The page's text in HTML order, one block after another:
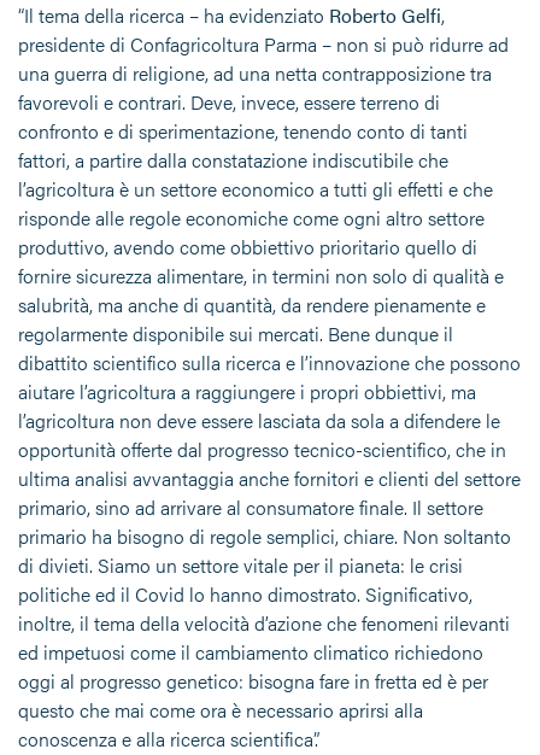
“Il tema della ricerca – ha evidenziato Roberto Gelfi,
presidente di Confagricoltura Parma – non si può ridurre ad
una guerra di religione, ad una netta contrapposizione tra
favorevoli e contrari. Deve, invece, essere terreno di
confronto e di sperimentazione, tenendo conto di tanti
fattori, a partire dalla constatazione indiscutibile che
l’agricoltura è un settore economico a tutti gli effetti e che
risponde alle regole economiche come ogni altro settore
produttivo, avendo come obbiettivo prioritario quello di
fornire sicurezza alimentare, in termini non solo di qualità e
salubrità, ma anche di quantità, da rendere pienamente e
regolarmente disponibile sui mercati. Bene dunque il
dibattito scientifico sulla ricerca e l’innovazione che possono
aiutare l’agricoltura a raggiungere i propri obbiettivi, ma
l’agricoltura non deve essere lasciata da sola a difendere le
opportunità offerte dal progresso tecnico-scientifico, che in
ultima analisi avvantaggia anche fornitori e clienti del settore
primario, sino ad arrivare al consumatore finale. Il settore
primario ha bisogno di regole semplici, chiare. Non soltanto
di divieti. Siamo un settore vitale per il pianeta: le crisi
politiche ed il Covid lo hanno dimostrato. Significativo,
inoltre, il tema della velocità d’azione che fenomeni rilevanti
ed impetuosi come il cambiamento climatico richiedono
oggi al progresso genetico: bisogna fare in fretta ed è per
questo che mai come ora è necessario aprirsi alla
conoscenza e alla ricerca scientifica”.